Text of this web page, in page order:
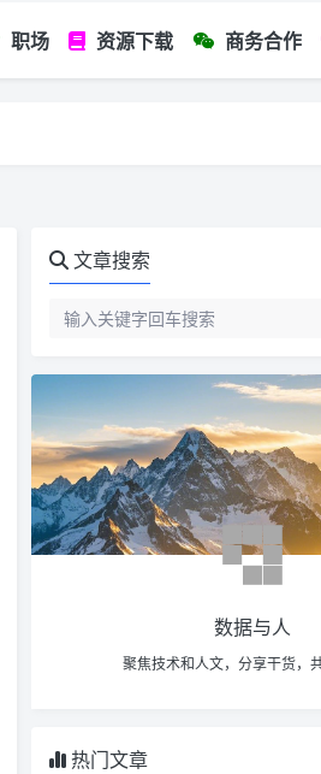
职场 资源下载 商务合作
文章搜索
数据与人
聚焦技术和人文，分享干货，
热门文章